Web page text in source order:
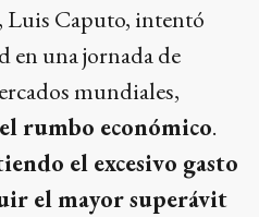
Luis Caputo, intentó
una jornada de
mundiales,
rumbo económico.
el excesivo gasto
el mayor superávit